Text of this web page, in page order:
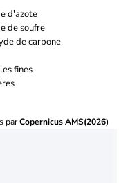
d'azote
de soufre
de carbone
fines
parCopernicus AMS(2026)